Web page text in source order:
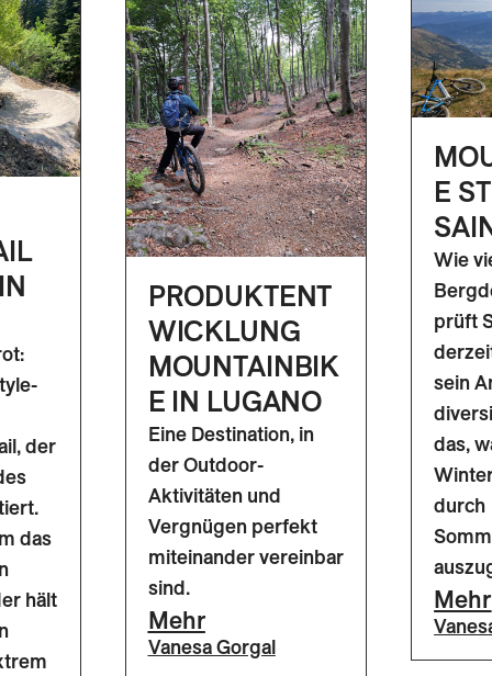
der
das
hält
PRODUKTENT
WICKLUNG
MOUNTAINBIK
E IN LUGANO
Eine Destination, in
der Outdoor-
Aktivitäten und
Vergnügen perfekt
miteinander vereinbar
sind.
Mehr
Vanesa Gorgal
E
Wie
prüft
sein
das,
durch
Mehr